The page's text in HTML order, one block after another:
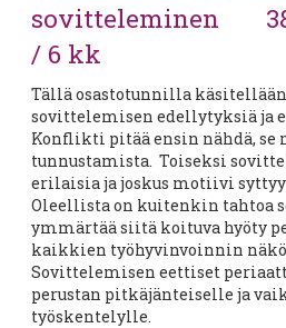
sovitteleminen 38
/ 6 kk
Tällä osastotunnilla
sovittelemisen edellytyksiä ja
Konflikti pitää ensin nähdä, se
tunnustamista. Toiseksi
erilaisia ja joskus motiivi
Oleellista on kuitenkin tahtoa
ymmärtää siitä koituva hyöty
kaikkien työhyvinvoinnin
Sovittelemisen eettiset
perustan pitkäjänteiselle ja
työskentelylle.